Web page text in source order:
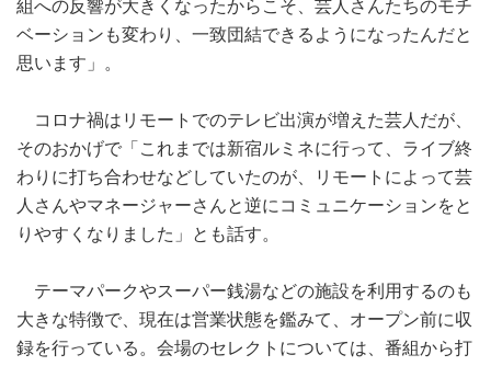
組への反響が大きくなったからこそ、芸人さんたちのモチ
ベーションも変わり、一致団結できるようになったんだと
思います」。
コロナ禍はリモートでのテレビ出演が増えた芸人だが、
そのおかげで「これまでは新宿ルミネに行って、ライブ終
わりに打ち合わせなどしていたのが、リモートによって芸
人さんやマネージャーさんと逆にコミュニケーションをと
りやすくなりました」とも話す。
テーマパークやスーパー銭湯などの施設を利用するのも
大きな特徴で、現在は営業状態を鑑みて、オープン前に収
録を行っている。会場のセレクトについては、番組から打